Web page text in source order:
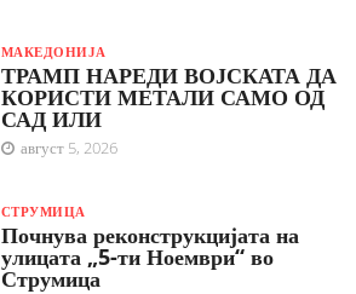
МАКЕДОНИЈА
ТРАМП НАРЕДИ ВОЈСКАТА ДА
КОРИСТИ МЕТАЛИ САМО ОД
САД ИЛИ
август 5, 2026
СТРУМИЦА
Почнува реконструкцијата на
улицата „5-ти Ноември“ во
Струмица